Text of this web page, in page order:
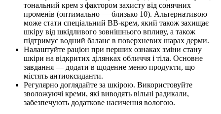
тональний крем з фактором захисту від сонячних
променів (оптимально — близько 10). Альтернативою
може стати спеціальний ВВ-крем, який також захищає
шкіру від шкідливого зовнішнього впливу, а також
підтримує водний баланс в поверхневих шарах дерми.
Налаштуйте раціон при перших ознаках зміни стану
шкіри на відкритих ділянках обличчя і тіла. Основне
завдання — додати в щоденне меню продукти, що
містять антиоксиданти.
Регулярно доглядайте за шкірою. Використовуйте
зволожуючі креми, які виводять вільні радикали,
забезпечують додаткове насичення вологою.